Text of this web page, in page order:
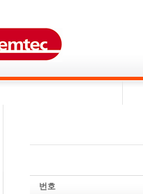
번호